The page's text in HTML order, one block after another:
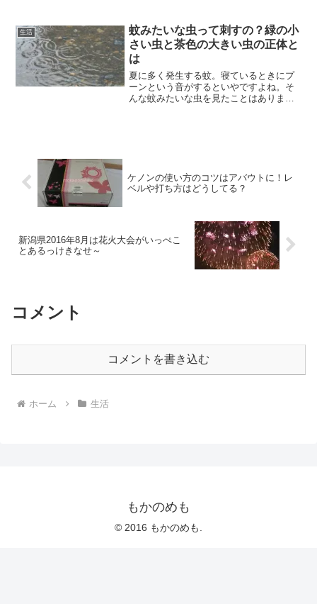
いたのだけど、近所ではない場所でも聞
こえて。この金属音みたい...
生活
蚊みたいな虫って刺すの？緑の小
さい虫と茶色の大きい虫の正体と
は
夏に多く発生する蚊。寝ているときにプ
ーンという音がするといやですよね。そ
んな蚊みたいな虫を見たことはありませ
ケノンの使い方のコツはアバウトに！レ
ベルや打ち方はどうしてる？
新潟県2016年8月は花火大会がいっぺこ
とあるっけきなせ～
コメント
コメントを書き込む
ホーム 生活
もかのめも
© 2016 もかのめも.